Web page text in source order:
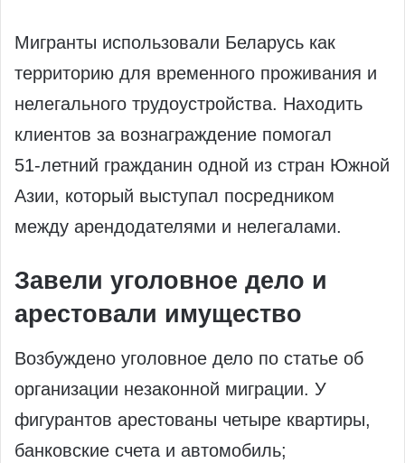
Мигранты использовали Беларусь как
территорию для временного проживания и
нелегального трудоустройства. Находить
клиентов за вознаграждение помогал
51‑летний гражданин одной из стран Южной
Азии, который выступал посредником
между арендодателями и нелегалами.
Завели уголовное дело и
арестовали имущество
Возбуждено уголовное дело по статье об
организации незаконной миграции. У
фигурантов арестованы четыре квартиры,
банковские счета и автомобиль;